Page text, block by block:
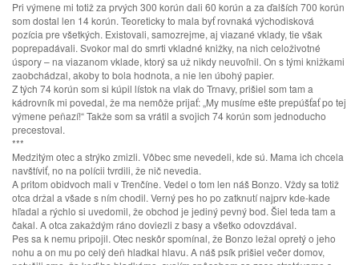
Pri výmene mi totiž za prvých 300 korún dali 60 korún a za ďalších 700 korún
som dostal len 14 korún. Teoreticky to mala byť rovnaká východisková
pozícia pre všetkých. Existovali, samozrejme, aj viazané vklady, tie však
poprepadávali. Svokor mal do smrti vkladné knižky, na nich celoživotné
úspory – na viazanom vklade, ktorý sa už nikdy neuvoľnil. On s tými knižkami
zaobchádzal, akoby to bola hodnota, a nie len úbohý papier.
Z tých 74 korún som si kúpil lístok na vlak do Trnavy, prišiel som tam a
kádrovník mi povedal, že ma nemôže prijať: „My musíme ešte prepúšťať po tej
výmene peňazí!“ Takže som sa vrátil a svojich 74 korún som jednoducho
precestoval.
***
Medzitým otec a strýko zmizli. Vôbec sme nevedeli, kde sú. Mama ich chcela
navštíviť, no na polícii tvrdili, že nič nevedia.
A pritom obidvoch mali v Trenčíne. Vedel o tom len náš Bonzo. Vždy sa totiž
otca držal a všade s ním chodil. Verný pes ho po zatknutí najprv kde-kade
hľadal a rýchlo si uvedomil, že obchod je jediný pevný bod. Šiel teda tam a
čakal. A otca zakaždým ráno doviezli z basy a všetko odovzdával.
Pes sa k nemu pripojil. Otec neskôr spomínal, že Bonzo ležal opretý o jeho
nohu a on mu po celý deň hladkal hlavu. A náš psík prišiel večer domov,